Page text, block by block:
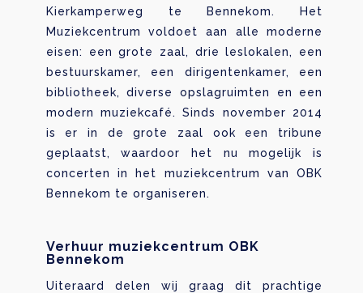
Kierkamperweg te Bennekom. Het
Muziekcentrum voldoet aan alle moderne
eisen: een grote zaal, drie leslokalen, een
bestuurskamer, een dirigentenkamer, een
bibliotheek, diverse opslagruimten en een
modern muziekcafé. Sinds november 2014
is er in de grote zaal ook een tribune
geplaatst, waardoor het nu mogelijk is
concerten in het muziekcentrum van OBK
Bennekom te organiseren.
Verhuur muziekcentrum OBK
Bennekom
Uiteraard delen wij graag dit prachtige